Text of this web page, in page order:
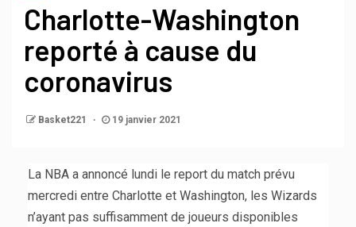
Charlotte-Washington
reporté à cause du
coronavirus
Basket221 19 janvier 2021
La NBA a annoncé lundi le report du match prévu
mercredi entre Charlotte et Washington, les Wizards
n’ayant pas suffisamment de joueurs disponibles